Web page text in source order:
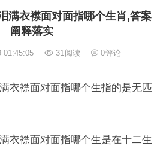
满衣襟面对面指哪个生肖,答案
阐释落实
01:45:05 31阅读 0评论
衣襟面对面指哪个生指的是无匹
衣襟面对面指哪个生是在十二生